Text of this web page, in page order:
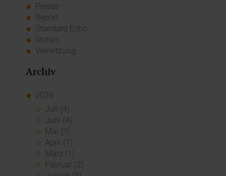
Presse
Report
Standard Echo
Stories
Vernetzung
Archiv
2026
Juli (4)
Juni (4)
Mai (3)
April (1)
März (1)
Februar (2)